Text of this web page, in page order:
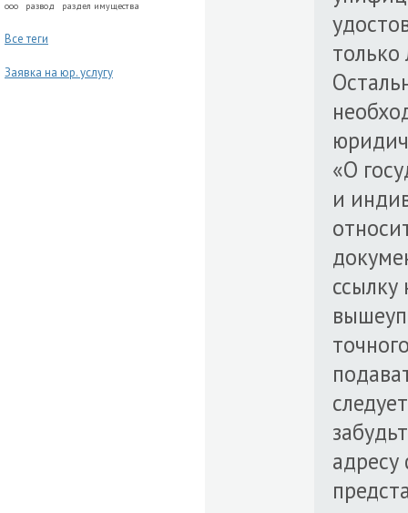
ооо
развод раздел имущества
Все теги
Заявка на юр. услугу
только
«О
и